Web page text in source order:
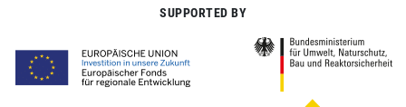
SUPPORTED BY